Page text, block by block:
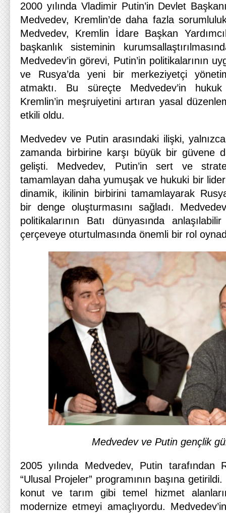
2000 yılında Vladimir Putin’in Devlet
Medvedev, Kremlin’de daha fazla
Medvedev, Kremlin İdare Başkan
başkanlık sisteminin
Medvedev’in görevi, Putin’in politikalarının
ve Rusya’da yeni bir merkeziyetçi
atmaktı. Bu süreçte Medvedev’in hukuk
Kremlin’in meşruiyetini artıran yasal
etkili oldu.
Medvedev ve Putin arasındaki ilişki,
zamanda birbirine karşı büyük bir güvene
gelişti. Medvedev, Putin’in sert ve
tamamlayan daha yumuşak ve hukuki bir
dinamik, ikilinin birbirini tamamlayarak
bir denge oluşturmasını sağladı.
politikalarının Batı dünyasında
çerçeveye oturtulmasında önemli bir rol
Medvedev ve Putin gençlik
2005 yılında Medvedev, Putin tarafından
“Ulusal Projeler” programının başına
konut ve tarım gibi temel hizmet
modernize etmeyi amaçlıyordu.